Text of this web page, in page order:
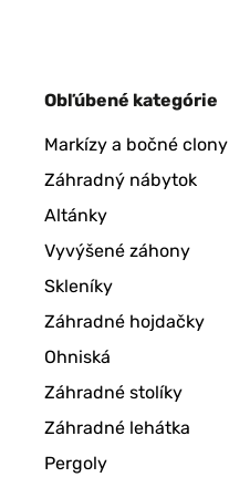
Obľúbené kategórie
Markízy a bočné clony
Záhradný nábytok
Altánky
Vyvýšené záhony
Skleníky
Záhradné hojdačky
Ohniská
Záhradné stolíky
Záhradné lehátka
Pergoly